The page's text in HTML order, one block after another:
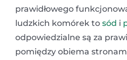
prawidłowego
ludzkich komórek to sód i
odpowiedzialne są za
pomiędzy obiema